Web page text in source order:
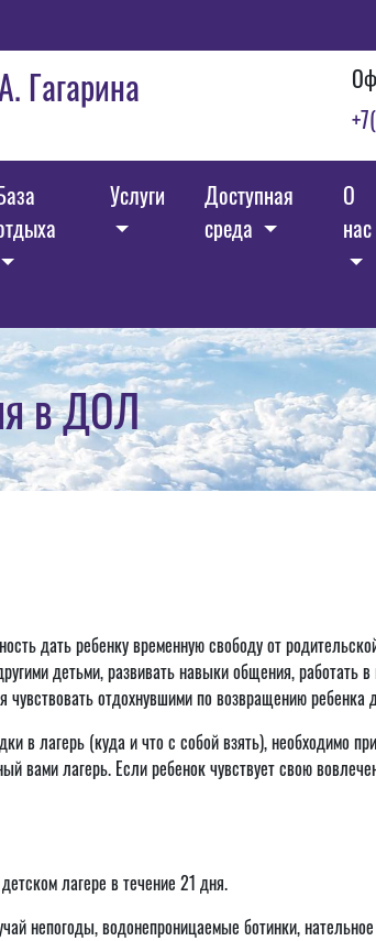
Гагарина
Услуги
Доступная
среда
О
нас
в ДОЛ
дать ребенку временную свободу от
детьми, развивать навыки общения, работать
отдохнувшими по возвращению ребенка
в лагерь (куда и что с собой взять), необходимо
вами лагерь. Если ребенок чувствует свою
лагере в течение 21 дня.
непогоды, водонепроницаемые ботинки,